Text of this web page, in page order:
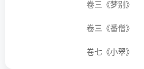
城隍，转达冥司矣，谓此一节可延寿
敬赍楮锭，呼名酹奠。既出，见短衣
“子几祸我！适司君方莅事，幸不闻知
卷三《梦别》
卷三《番僧》
卷七《小翠》